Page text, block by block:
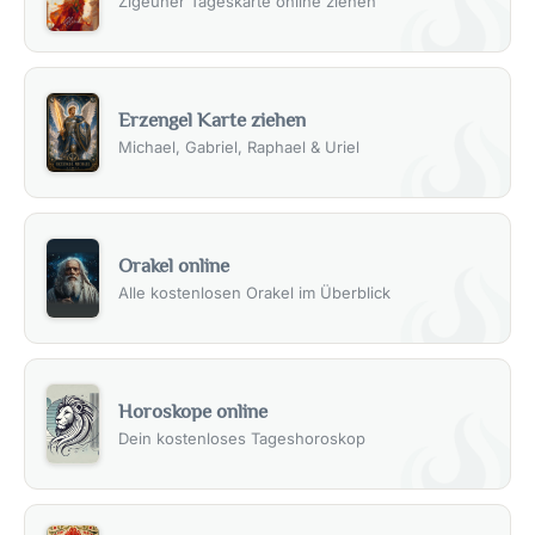
Erzengel Karte ziehen
Michael, Gabriel, Raphael & Uriel
Orakel online
Alle kostenlosen Orakel im Überblick
Horoskope online
Dein kostenloses Tageshoroskop